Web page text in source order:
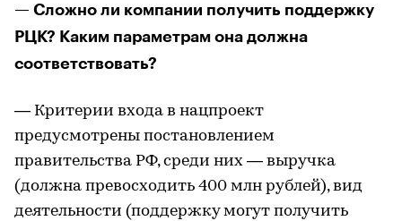
— Сложно ли компании получить поддержку
РЦК? Каким параметрам она должна
соответствовать?
— Критерии входа в нацпроект
предусмотрены постановлением
правительства РФ, среди них — выручка
(должна превосходить 400 млн рублей), вид
деятельности (поддержку могут получить